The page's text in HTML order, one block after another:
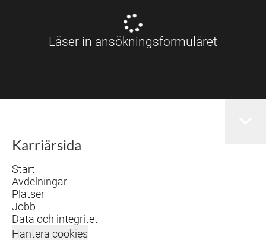
Läser in ansökningsformuläret
Karriärsida
Start
Avdelningar
Platser
Jobb
Data och integritet
Hantera cookies